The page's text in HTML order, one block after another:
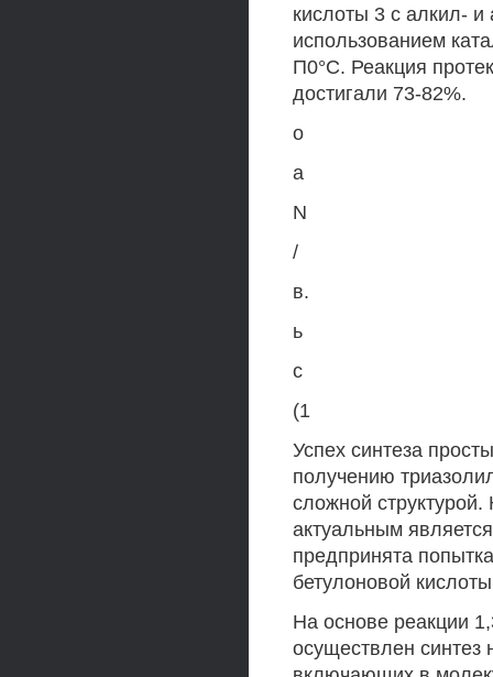
кислоты 3 с алкил-
использованием
П0°С. Реакция
достигали 73-82%.
о
а
N
/
в.
ь
с
(1
Успех синтеза
получению
сложной структурой.
актуальным
предпринята
бетулоновой
На основе реакции
осуществлен синтез